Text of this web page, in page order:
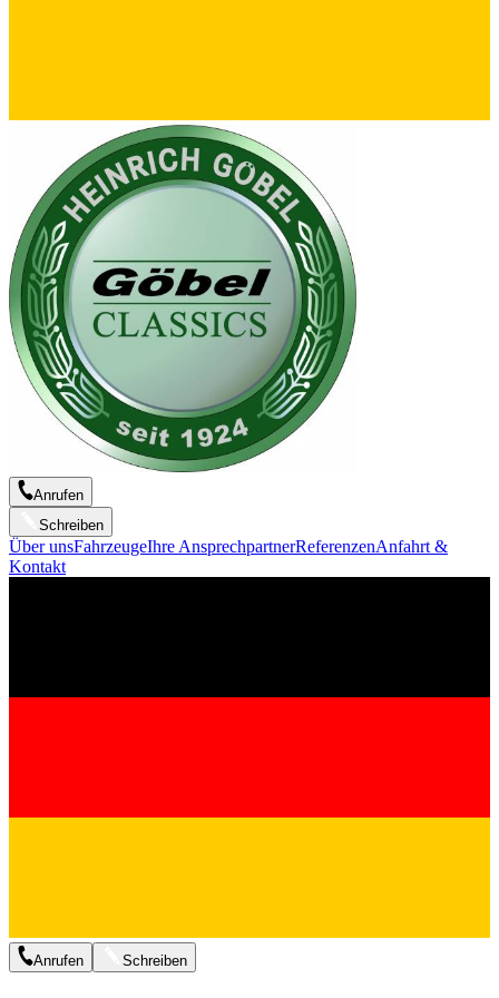
Anrufen
Schreiben
Über unsFahrzeugeIhre AnsprechpartnerReferenzenAnfahrt &
Kontakt
Anrufen Schreiben